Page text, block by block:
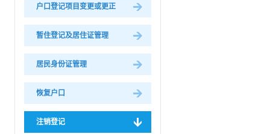
户口登记项目变更或更正
暂住登记及居住证管理
居民身份证管理
恢复户口
注销登记